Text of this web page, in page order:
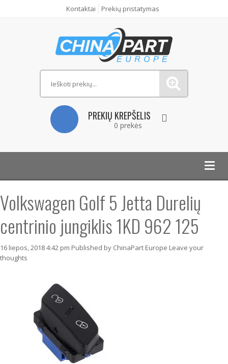
Kontaktai Prekių pristatymas
PREKIŲ KREPŠELIS
0 prekės
Volkswagen Golf 5 Jetta Durelių
centrinio jungiklis 1KD 962 125
16 liepos, 2018 4:42 pm Published by ChinaPart Europe Leave your
thoughts